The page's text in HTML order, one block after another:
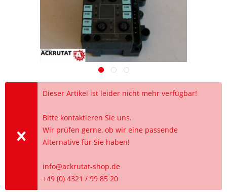
Dieser Artikel ist leider nicht mehr verfügbar!
Bitte kontaktieren Sie uns.
Wir prüfen gerne, ob wir eine passende
Alternative für Sie haben!
info@ackrutat-shop.de
+49 (0) 4321 / 99 85 20